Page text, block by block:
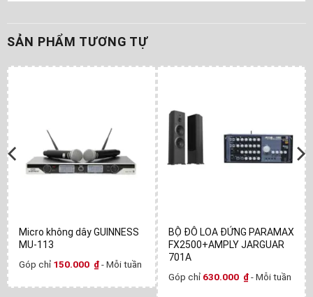
SẢN PHẨM TƯƠNG TỰ
Micro không dây GUINNESS
MU-113
Góp chỉ 150.000 ₫- Mỗi tuần
BỘ ĐÔ LOA ĐỨNG PARAMAX
FX2500+AMPLY JARGUAR
701A
Góp chỉ 630.000 ₫- Mỗi tuần